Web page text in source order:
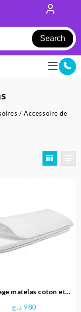
Search
/Accessoire de
matelas coton et
980 د.ج